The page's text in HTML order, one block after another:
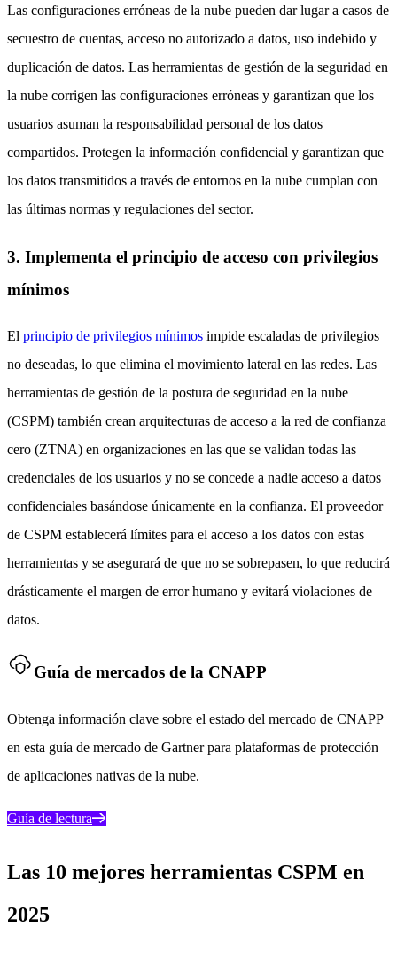
Las configuraciones erróneas de la nube pueden dar lugar a casos de
secuestro de cuentas, acceso no autorizado a datos, uso indebido y
duplicación de datos. Las herramientas de gestión de la seguridad en
la nube corrigen las configuraciones erróneas y garantizan que los
usuarios asuman la responsabilidad personal de los datos
compartidos. Protegen la información confidencial y garantizan que
los datos transmitidos a través de entornos en la nube cumplan con
las últimas normas y regulaciones del sector.
3. Implementa el principio de acceso con privilegios
mínimos
El principio de privilegios mínimos impide escaladas de privilegios
no deseadas, lo que elimina el movimiento lateral en las redes. Las
herramientas de gestión de la postura de seguridad en la nube
(CSPM) también crean arquitecturas de acceso a la red de confianza
cero (ZTNA) en organizaciones en las que se validan todas las
credenciales de los usuarios y no se concede a nadie acceso a datos
confidenciales basándose únicamente en la confianza. El proveedor
de CSPM establecerá límites para el acceso a los datos con estas
herramientas y se asegurará de que no se sobrepasen, lo que reducirá
drásticamente el margen de error humano y evitará violaciones de
datos.
Guía de mercados de la CNAPP
Obtenga información clave sobre el estado del mercado de CNAPP
en esta guía de mercado de Gartner para plataformas de protección
de aplicaciones nativas de la nube.
Guía de lectura
Las 10 mejores herramientas CSPM en
2025